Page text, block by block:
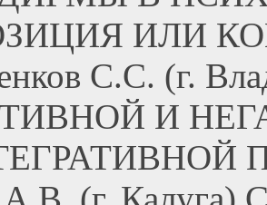
ИЛИ
С.С. (г.
И